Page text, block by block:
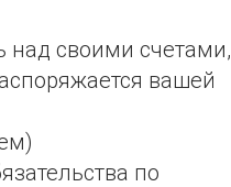
над своими счетами,
вашей
по